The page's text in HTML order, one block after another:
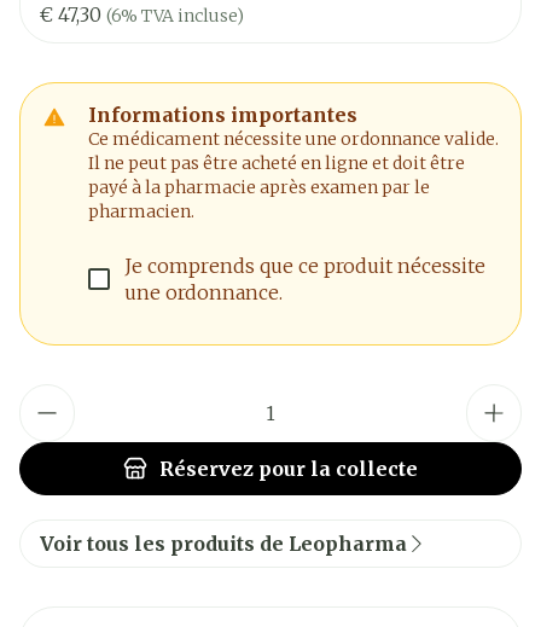
€ 47,30 (6% TVA incluse)
Informations importantes
Ce médicament nécessite une ordonnance valide.
Il ne peut pas être acheté en ligne et doit être
payé à la pharmacie après examen par le
pharmacien.
Je comprends que ce produit nécessite
une ordonnance.
Réservez pour la collecte
Voir tous les produits de Leopharma